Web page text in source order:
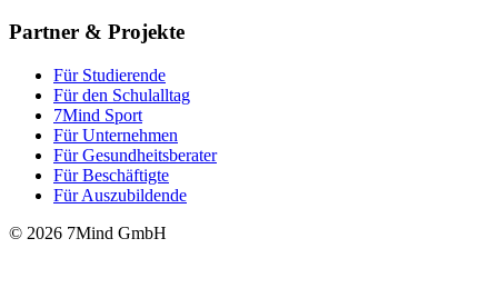
Partner & Projekte
Für Stu­die­rende
Für den Schulalltag
7Mind Sport
Für Unter­neh­men
Für Gesund­heits­be­ra­ter
Für Beschäftigte
Für Auszubildende
© 2026 7Mind GmbH